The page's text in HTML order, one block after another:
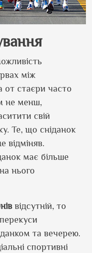
між
от стаєри часто
не менш,
свій
Те, що сніданок
відміняв.
має більше
нього
відсутній, то
та вечерею.
спортивні